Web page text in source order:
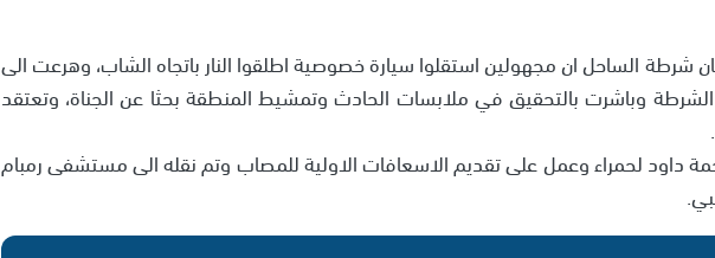
شرطة الساحل ان مجهولين استقلوا سيارة خصوصية اطلقوا النار باتجاه الشاب، وهرعت الى
وباشرت بالتحقيق في ملابسات الحادث وتمشيط المنطقة بحثا عن الجناة، وتعتقد
داود لحمراء وعمل على تقديم الاسعافات الاولية للمصاب وتم نقله الى مستشفى رمبام